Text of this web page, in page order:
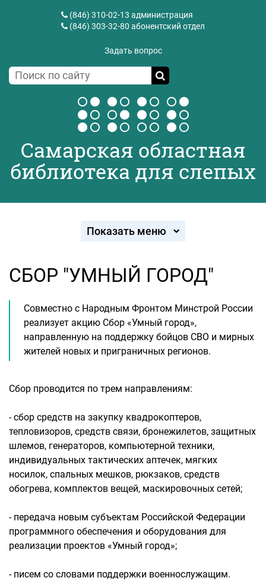
(846) 310-02-13 администрация
(846) 303-32-80 абонентский отдел
Задать вопрос
Самарская областная
библиотека для слепых
Показать меню
СБОР "УМНЫЙ ГОРОД"
Совместно с Народным Фронтом Минстрой России
реализует акцию Сбор «Умный город»,
направленную на поддержку бойцов СВО и мирных
жителей новых и приграничных регионов.
Сбор проводится по трем направлениям:
- сбор средств на закупку квадрокоптеров,
тепловизоров, средств связи, бронежилетов, защитных
шлемов, генераторов, компьютерной техники,
индивидуальных тактических аптечек, мягких
носилок, спальных мешков, рюкзаков, средств
обогрева, комплектов вещей, маскировочных сетей;
- передача новым субъектам Российской Федерации
программного обеспечения и оборудования для
реализации проектов «Умный город»;
- писем со словами поддержки военнослужащим.